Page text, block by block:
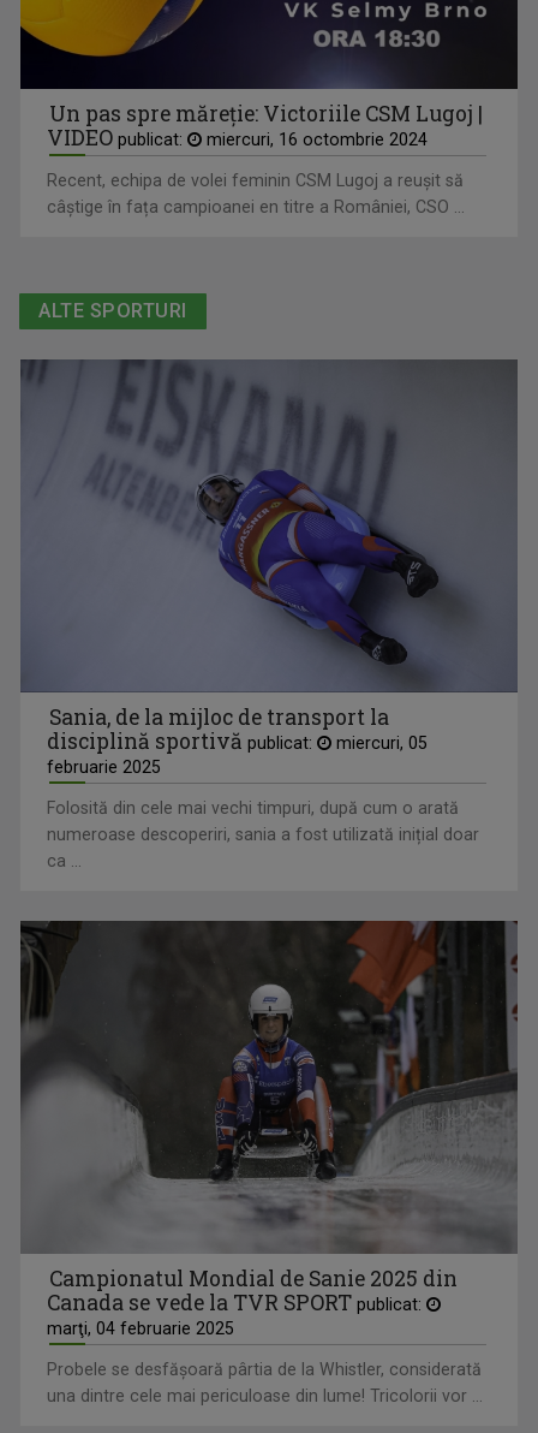
Un pas spre măreție: Victoriile CSM Lugoj |
VIDEO publicat: miercuri, 16 octombrie 2024
Recent, echipa de volei feminin CSM Lugoj a reușit să
câștige în fața campioanei en titre a României, CSO ...
ALTE SPORTURI
Sania, de la mijloc de transport la
disciplină sportivă publicat:
miercuri, 05
februarie 2025
Folosită din cele mai vechi timpuri, după cum o arată
numeroase descoperiri, sania a fost utilizată inițial doar
ca ...
Campionatul Mondial de Sanie 2025 din
Canada se vede la TVR SPORTpublicat:
marţi, 04 februarie 2025
Probele se desfăşoară pârtia de la Whistler, considerată
una dintre cele mai periculoase din lume! Tricolorii vor ...